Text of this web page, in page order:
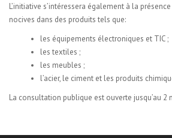
L’initiative s’intéressera également à la
nocives dans des produits tels que:
les équipements électroniques et TIC ;
les textiles ;
les meubles ;
l’acier, le ciment et les produits
La consultation publique est ouverte jusqu’au 2